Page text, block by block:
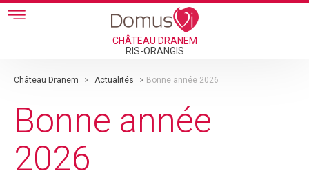
Skip to main content
CHÂTEAU DRANEM
RIS-ORANGIS
Château Dranem > Actualités > Bonne année 2026
Bonne année
2026